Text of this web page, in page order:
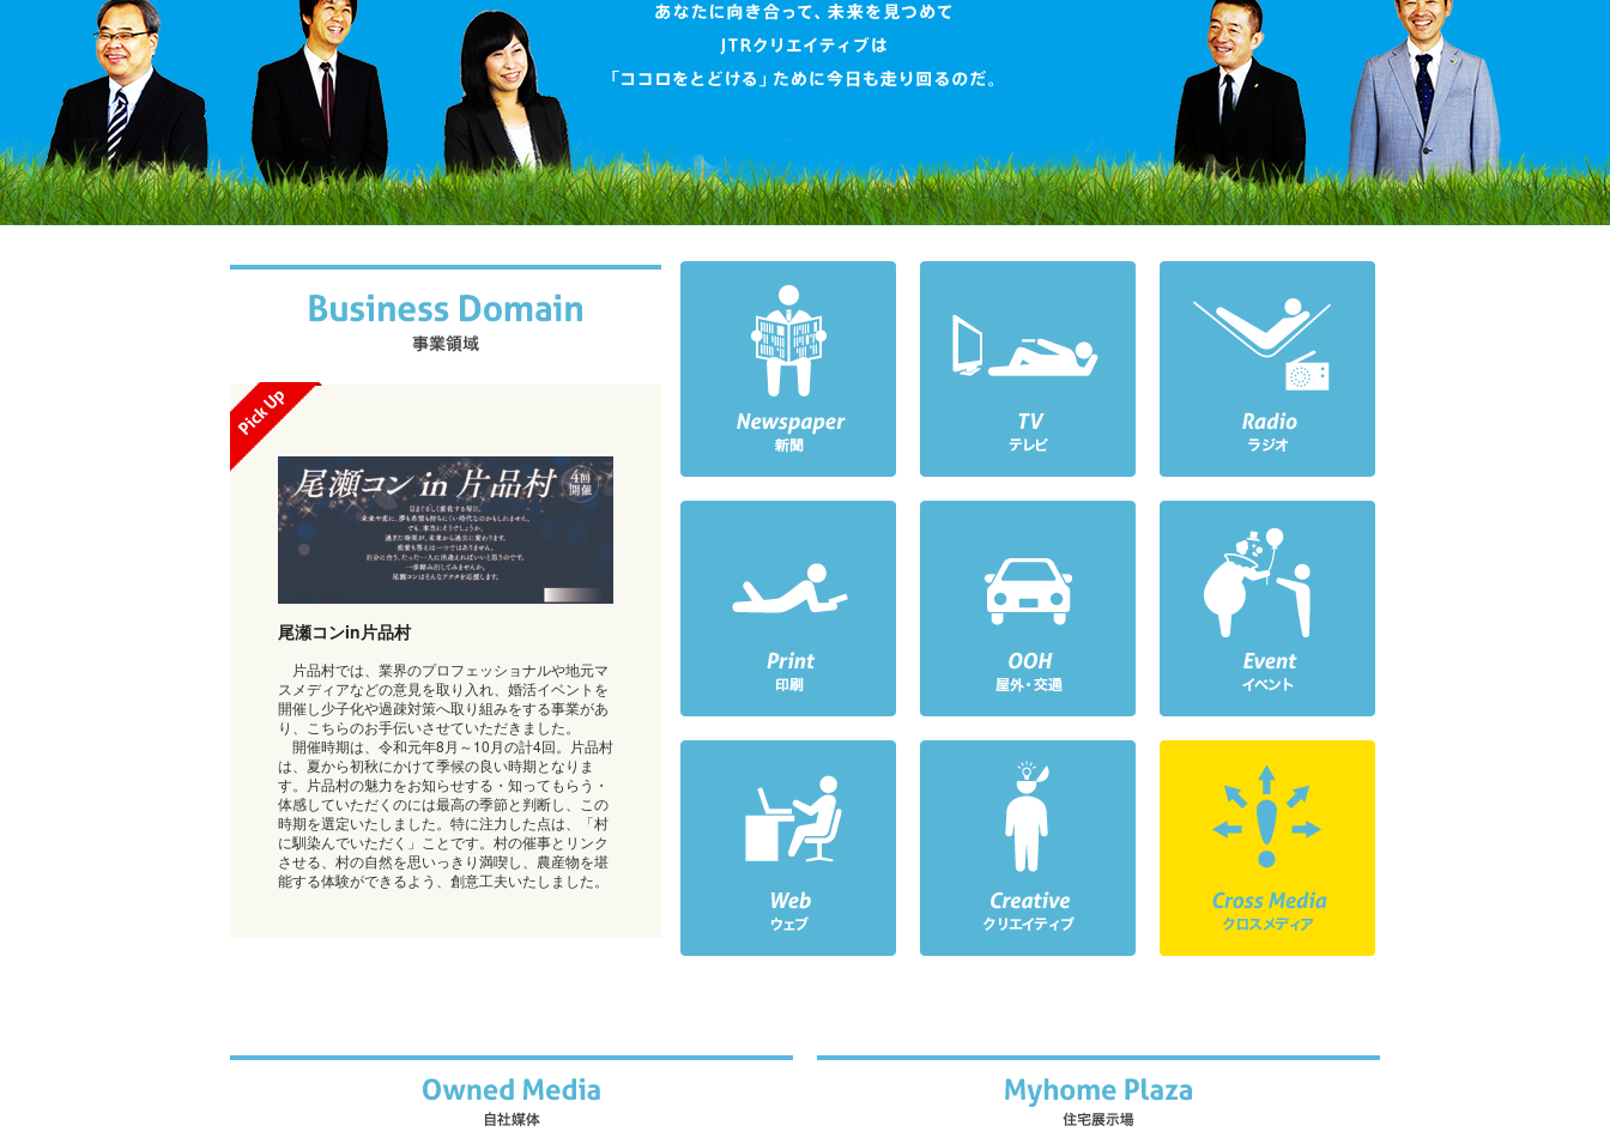
尾瀬コンin片品村
片品村では、業界のプロフェッショナルや地元マ
スメディアなどの意見を取り入れ、婚活イベントを
開催し少子化や過疎対策へ取り組みをする事業があ
り、こちらのお手伝いさせていただきました。
開催時期は、令和元年8月～10月の計4回。片品村
は、夏から初秋にかけて季候の良い時期となりま
す。片品村の魅力をお知らせする・知ってもらう・
体感していただくのには最高の季節と判断し、この
時期を選定いたしました。特に注力した点は、「村
に馴染んでいただく」ことです。村の催事とリンク
させる、村の自然を思いっきり満喫し、農産物を堪
能する体験ができるよう、創意工夫いたしました。